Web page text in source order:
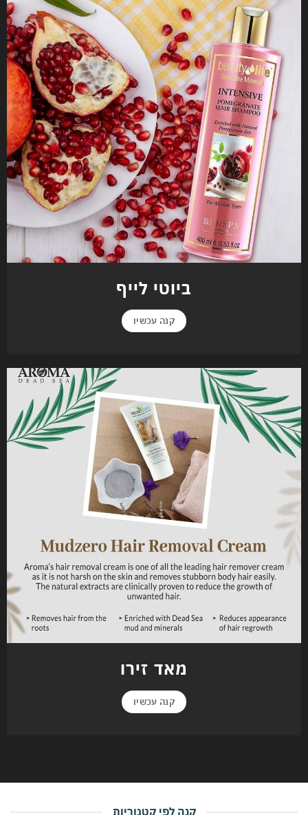
ביוטי לייף
קנה עכשיו
מאד זירו
קנה עכשיו
קנה לפי קטגוריות